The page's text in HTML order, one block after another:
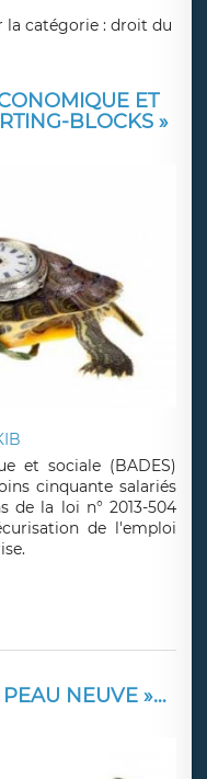
la catégorie : droit du
ET
BLOCKS »
et sociale (BADES)
cinquante salariés
de la loi n° 2013-504
de l'emploi
PEAU NEUVE »…